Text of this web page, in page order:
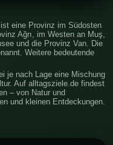
eine Provinz im Südosten
Ağrı, im Westen an Muş,
und die Provinz Van. Die
Weitere bedeutende
je nach Lage eine Mischung
Auf alltagsziele.de findest
– von Natur und
und kleinen Entdeckungen.